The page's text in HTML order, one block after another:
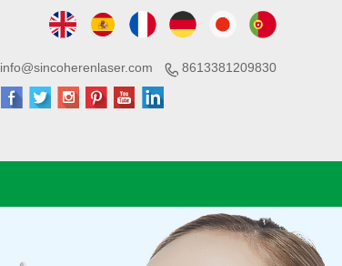
info@sincoherenlaser.com 8613381209830